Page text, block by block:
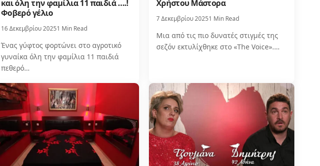
και όλη την φαμίλια 11 παιδιά ….!
Φοβερό γέλιο
16 Δεκεμβρίου 20251 Min Read
Ένας γύφτος φορτώνει στο αγροτικό
γυναίκα όλη την φαμίλια 11 παιδιά
πεθερό…
Χρήστου Μάστορα
7 Δεκεμβρίου 20251 Min Read
Μια από τις πιο δυνατές στιγμές της
σεζόν εκτυλίχθηκε στο «The Voice».…